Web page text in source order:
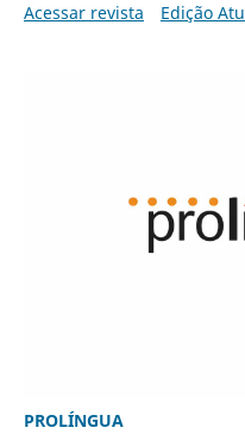
Acessar revista
Edição
PROLÍNGUA